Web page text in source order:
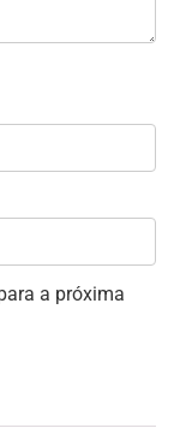
a próxima